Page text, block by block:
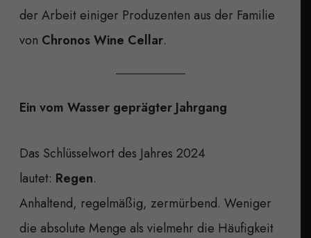
der Arbeit einiger Produzenten aus der Familie
von Chronos Wine Cellar.
Ein vom Wasser geprägter Jahrgang
Das Schlüsselwort des Jahres 2024
lautet: Regen.
Anhaltend, regelmäßig, zermürbend. Weniger
die absolute Menge als vielmehr die Häufigkeit